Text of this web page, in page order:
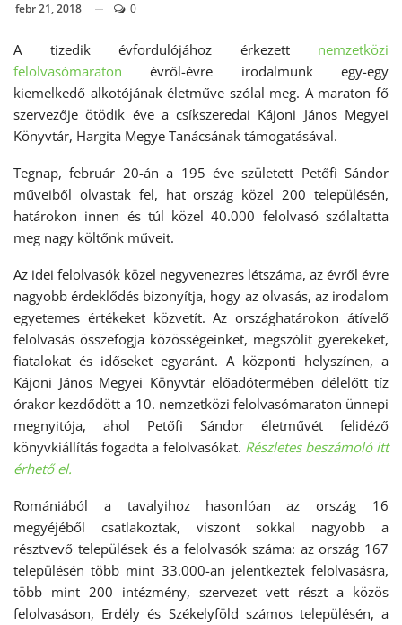
febr 21, 2018 0
A tizedik évfordulójához érkezett nemzetközi
felolvasómaraton évről-évre irodalmunk egy-egy
kiemelkedő alkotójának életműve szólal meg. A maraton fő
szervezője ötödik éve a csíkszeredai Kájoni János Megyei
Könyvtár, Hargita Megye Tanácsának támogatásával.
Tegnap, február 20-án a 195 éve született Petőfi Sándor
műveiből olvastak fel, hat ország közel 200 településén,
határokon innen és túl közel 40.000 felolvasó szólaltatta
meg nagy költőnk műveit.
Az idei felolvasók közel negyvenezres létszáma, az évről évre
nagyobb érdeklődés bizonyítja, hogy az olvasás, az irodalom
egyetemes értékeket közvetít. Az országhatárokon átívelő
felolvasás összefogja közösségeinket, megszólít gyerekeket,
fiatalokat és időseket egyaránt. A központi helyszínen, a
Kájoni János Megyei Könyvtár előadótermében délelőtt tíz
órakor kezdődött a 10. nemzetközi felolvasómaraton ünnepi
megnyitója, ahol Petőfi Sándor életművét felidéző
könyvkiállítás fogadta a felolvasókat. Részletes beszámoló itt
érhető el.
Romániából a tavalyihoz hasonlóan az ország 16
megyéjéből csatlakoztak, viszont sokkal nagyobb a
résztvevő települések és a felolvasók száma: az ország 167
településén több mint 33.000-an jelentkeztek felolvasásra,
több mint 200 intézmény, szervezet vett részt a közös
felolvasáson, Erdély és Székelyföld számos településén, a